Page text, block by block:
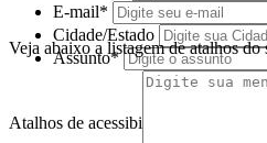
E-mail*
Cidade/Estado
Assunto*
Veja abaixo a listagem de atalhos do
Atalhos de acessibilidade